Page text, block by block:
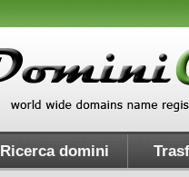
Ricerca domini